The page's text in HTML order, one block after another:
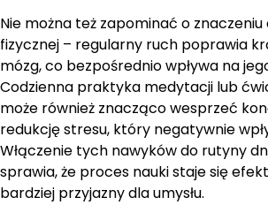
Nie można też zapominać o
fizycznej – regularny ruch poprawia
mózg, co bezpośrednio wpływa na
Codzienna praktyka medytacji lub
może również znacząco wesprzeć
redukcję stresu, który negatywnie
Włączenie tych nawyków do rutyny
sprawia, że proces nauki staje się
bardziej przyjazny dla umysłu.